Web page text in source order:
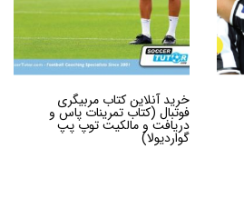
خرید آنلاین کتاب مربیگری
فوتبال (کتاب تمرینات پاس و
دریافت و مالکیت توپ پپ
گواردیولا)